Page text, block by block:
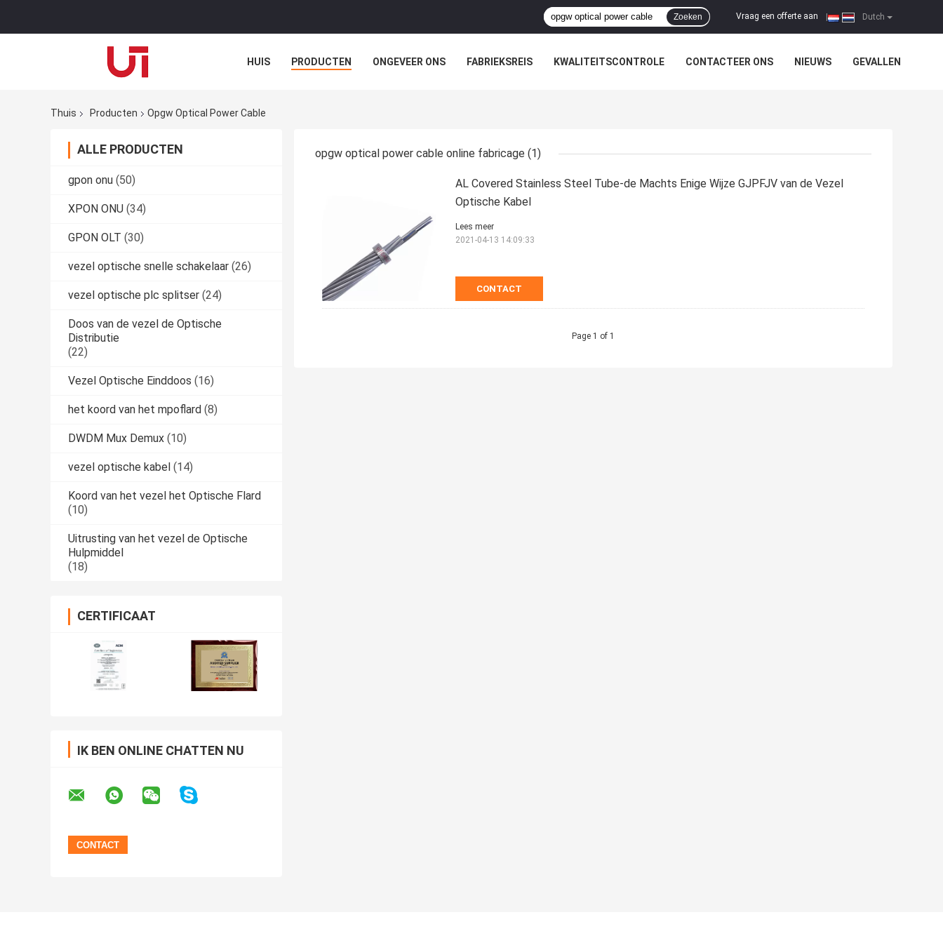
Dutch
Vraag een offerte aan
Zoeken
HUIS PRODUCTEN ONGEVEER ONS FABRIEKSREIS KWALITEITSCONTROLE CONTACTEER ONS NIEUWS GEVALLEN
Thuis Producten Opgw Optical Power Cable
ALLE PRODUCTEN
gpon onu (50)
XPON ONU (34)
GPON OLT (30)
vezel optische snelle schakelaar (26)
vezel optische plc splitser (24)
Doos van de vezel de Optische
Distributie
(22)
Vezel Optische Einddoos (16)
het koord van het mpoflard (8)
DWDM Mux Demux (10)
vezel optische kabel (14)
Koord van het vezel het Optische Flard
(10)
Uitrusting van het vezel de Optische
Hulpmiddel
(18)
CERTIFICAAT
IK BEN ONLINE CHATTEN NU
opgw optical power cable online fabricage (1)
AL Covered Stainless Steel Tube-de Machts Enige Wijze GJPFJV van de Vezel
Optische Kabel
CONTACT
Lees meer
2021-04-13 14:09:33
Page 1 of 1